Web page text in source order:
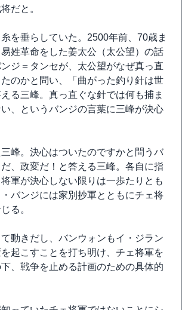
だと。
を垂らしていた。2500年前、70歳ま
姓革命をした姜太公（太公望）の話
ジ＝タンセが、太公望がなぜ真っ直
のかと問い、「曲がった釣り針は世
る三峰。真っ直ぐな針では何も捕ま
、というバンジの言葉に三峰が決心
峰。決心はついたのですかと問うバ
、政変だ！と答える三峰。各自に指
軍が決心しない限りは一歩たりとも
バンジには家別抄軍とともにチェ将
る。
動きだし、バンウォンもイ・ジラン
起こすことを打ち明け、チェ将軍を
、戦争を止める計画のための具体的